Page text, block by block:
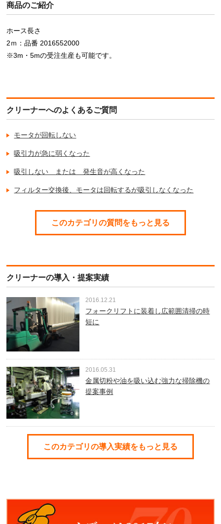
商品のご紹介
ホース長さ
2ｍ：品番 2016552000
※3m・5mの受注生産も可能です。
クリーナーへのよくあるご質問
モータが回転しない
吸引力が急に弱くなった
吸引しない または 発生音が高くなった
フィルター交換後、モータは回転するが吸引しなくなった
このカテゴリの質問をもっと見る
クリーナーの導入・提案実績
2016.12.21
フォークリフトに装着し広範囲清掃の時
短に
2016.05.31
金属切粉や油を吸い込む強力な掃除機の
提案事例
このカテゴリの導入実績をもっと見る